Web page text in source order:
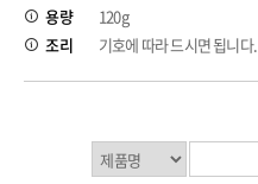
용량
120g
조리
기호에 따라 드시면 됩니다.